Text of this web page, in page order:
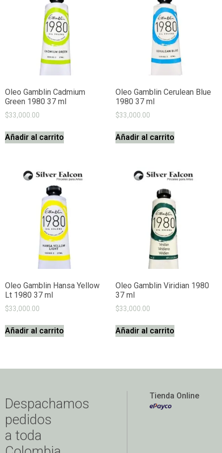
Oleo Gamblin Cadmium
Green 1980 37 ml
$33,000.00
Añadir al carrito
Oleo Gamblin Cerulean Blue
1980 37 ml
$33,000.00
Añadir al carrito
Oleo Gamblin Hansa Yellow
Lt 1980 37 ml
$33,000.00
Añadir al carrito
Oleo Gamblin Viridian 1980
37 ml
$33,000.00
Añadir al carrito
Despachamos
pedidos
a toda
Tienda Online